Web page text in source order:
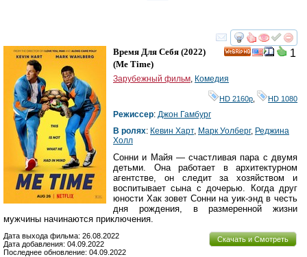
смотреть
1
Время Для Себя (2022)
(Me Time)
Зарубежный фильм Комедия
HD 2160р HD 1080
Режиссер: Джон Гамбург
В ролях: Кевин Харт, Марк Уолберг, Реджина
Холл
Сонни и Майя — счастливая пара с двумя
детьми. Она работает в архитектурном
агентстве, он следит за хозяйством и
воспитывает сына с дочерью. Когда друг
юности Хак зовет Сонни на уик-энд в честь
дня рождения, в размеренной жизни
мужчины начинаются приключения.
Скачать и Смотреть
Дата выхода фильма: 26.08.2022
Дата добавления: 04.09.2022
Последнее обновление: 04.09.2022